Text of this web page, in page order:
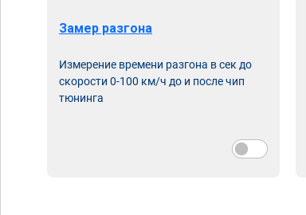
Замер разгона
Измерение времени разгона в сек до
скорости 0-100 км/ч до и после чип
тюнинга